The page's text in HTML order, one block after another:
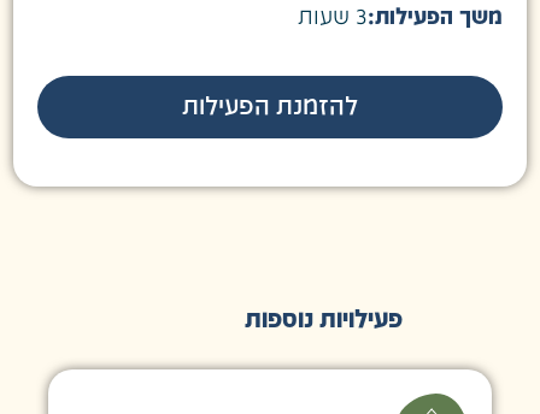
משך הפעילות:3 שעות
להזמנת הפעילות
פעילויות נוספות